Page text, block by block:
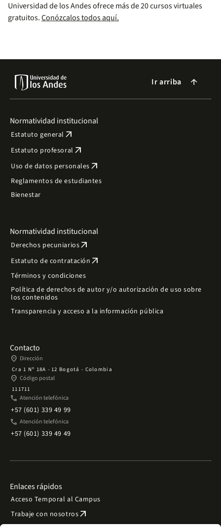
Universidad de los Andes ofrece más de 20 cursos virtuales
gratuitos.Conózcalos todos aquí.
Ir arriba arrow_forward
Normatividad institucional
Estatuto general arrow_outward
Estatuto profesoral arrow_outward
Uso de datos personales arrow_outward
Reglamentos de estudiantes
Bienestar
Normatividad institucional
Derechos pecuniariosarrow_outward
Estatuto de contratación arrow_outward
Términos y condiciones
Política de derechos de autor y/o autorización de uso sobre
los contenidos
Transparencia y acceso a la información pública
Contacto
place Dirección
Cra 1 Nº 18A - 12 Bogotá - Colombia
place Código postal
111711
phone Atención telefónica
+57 (601) 339 49 99
phone Atención telefónica
+57 (601) 339 49 49
Enlaces rápidos
Acceso Temporal al Campus
Trabaje con nosotrosarrow_outward